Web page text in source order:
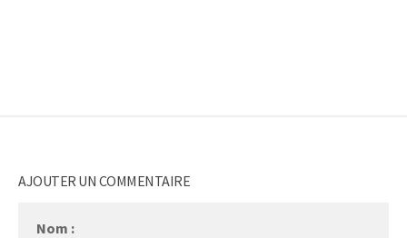
AJOUTER UN COMMENTAIRE
Nom :